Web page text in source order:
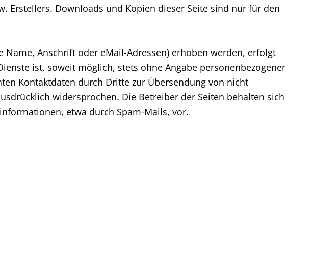
Erstellers. Downloads und Kopien dieser Seite sind nur für den
Name, Anschrift oder eMail-Adressen) erhoben werden, erfolgt
ist, soweit möglich, stets ohne Angabe personenbezogener
Kontaktdaten durch Dritte zur Übersendung von nicht
widersprochen. Die Betreiber der Seiten behalten sich
etwa durch Spam-Mails, vor.